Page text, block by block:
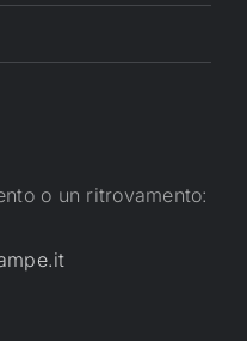
o un ritrovamento: